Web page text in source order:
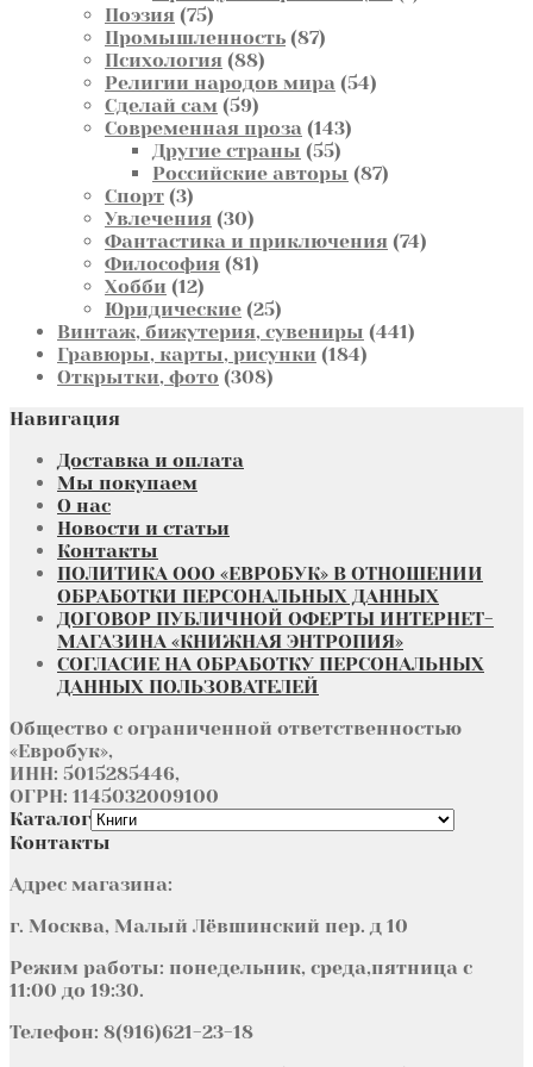
Поэзия 7575
товаров
Промышленность 8787
Психология 8888
товаров
Религии народов мира 5454
Сделай сам 5959
товаров
Современная проза 143143
Другие страны 5555
товаров
Российские авторы 8787
Спорт 33
товара
Увлечения 3030
товаров
Фантастика и приключения 7474
Философия 8181
Хобби 1212
товаров
Юридические 2525
товаров
Винтаж, бижутерия, сувениры 441441
Гравюры, карты, рисунки 184184
Открытки, фото 308308
Навигация
Доставка и оплата
Мы покупаем
О нас
Новости и статьи
Контакты
ПОЛИТИКА ООО «ЕВРОБУК» В ОТНОШЕНИИ
ОБРАБОТКИ ПЕРСОНАЛЬНЫХ ДАННЫХ
ДОГОВОР ПУБЛИЧНОЙ ОФЕРТЫ ИНТЕРНЕТ-
МАГАЗИНА «КНИЖНАЯ ЭНТРОПИЯ»
СОГЛАСИЕ НА ОБРАБОТКУ ПЕРСОНАЛЬНЫХ
ДАННЫХ ПОЛЬЗОВАТЕЛЕЙ
Общество с ограниченной ответственностью
«Евробук»,
ИНН: 5015285446,
ОГРН: 1145032009100
Каталог
Контакты
Адрес магазина:
г. Москва, Малый Лёвшинский пер. д 10
Режим работы: понедельник, среда,пятница с
11:00 до 19:30.
Телефон: 8(916)621-23-18